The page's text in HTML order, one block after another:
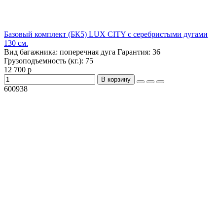
Базовый комплект (БК5) LUX CITY с серебристыми дугами
130 см.
Вид багажника: поперечная дуга Гарантия: 36
Грузоподъемность (кг.): 75
12 700 р
В корзину
600938